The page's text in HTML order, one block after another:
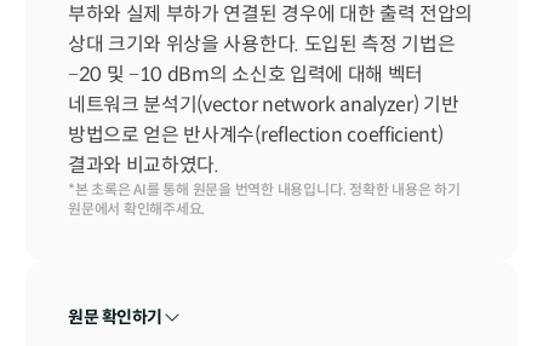
부하와 실제 부하가 연결된 경우에 대한 출력 전압의
상대 크기와 위상을 사용한다. 도입된 측정 기법은
−20 및 −10 dBm의 소신호 입력에 대해 벡터
네트워크 분석기(vector network analyzer) 기반
방법으로 얻은 반사계수(reflection coefficient)
결과와 비교하였다.
*본 초록은 AI를 통해 원문을 번역한 내용입니다. 정확한 내용은 하기
원문에서 확인해주세요.
원문 확인하기